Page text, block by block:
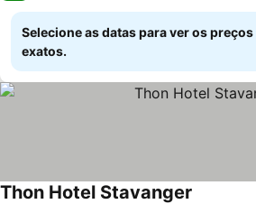
Selecione as datas para ver os preços
exatos.
Thon Hotel Stavanger